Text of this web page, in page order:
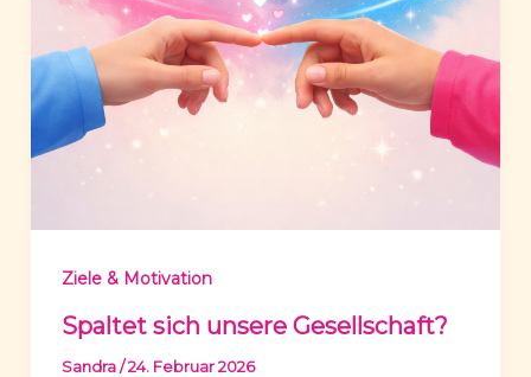
Ziele & Motivation
Spaltet sich unsere Gesellschaft?
Sandra/24. Februar 2026